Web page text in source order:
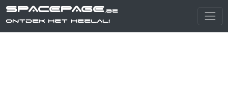
SPACEPAGE.be
Ontdek het heelal!